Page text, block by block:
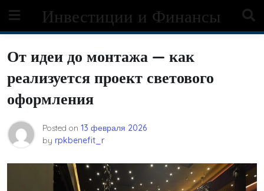
content
Инвестиции и Финансы
От идеи до монтажа — как
реализуется проект светового
оформления
Posted on 13 февраля 2026
by rpkbenefit_r